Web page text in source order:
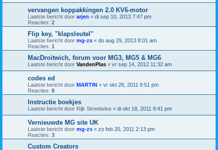
vervangen koppakkingen 2.0 KV6-motor
Laatste bericht door arjen « di sep 10, 2013 7:47 pm
Reacties: 2
Flip key, "klapsleutel"
Laatste bericht door mg-zs « do aug 29, 2013 8:01 am
Reacties: 1
MacDroitwich, forum voor MG3, MG5 & MG6
Laatste bericht door VandenPlas « vr sep 14, 2012 11:32 am
codes ed
Laatste bericht door MARTIN « vr okt 28, 2011 9:51 pm
Reacties: 8
Instructie boekjes
Laatste bericht door Rijk Streetwise « di okt 18, 2011 9:41 pm
Vernieuwde MG site UK
Laatste bericht door mg-zs « zo feb 20, 2011 2:13 pm
Reacties: 3
Custom Creators